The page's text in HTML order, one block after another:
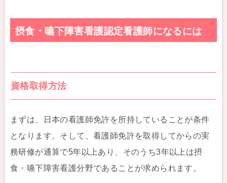
摂食・嚥下障害看護認定看護師になるには
資格取得方法
まずは、日本の看護師免許を所持していることが条件
となります。そして、看護師免許を取得してからの実
務研修が通算で5年以上あり、そのうち3年以上は摂
食・嚥下障害看護分野であることが求められます。